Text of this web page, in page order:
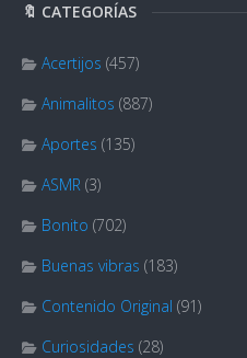
🔖 CATEGORÍAS
Acertijos (457)
Animalitos (887)
Aportes (135)
ASMR (3)
Bonito (702)
Buenas vibras (183)
Contenido Original (91)
Curiosidades (28)